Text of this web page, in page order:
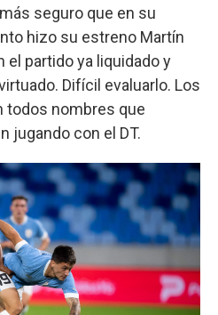
seguro que en su
hizo su estreno Martín
el partido ya liquidado y
Difícil evaluarlo. Los
todos nombres que
jugando con el DT.